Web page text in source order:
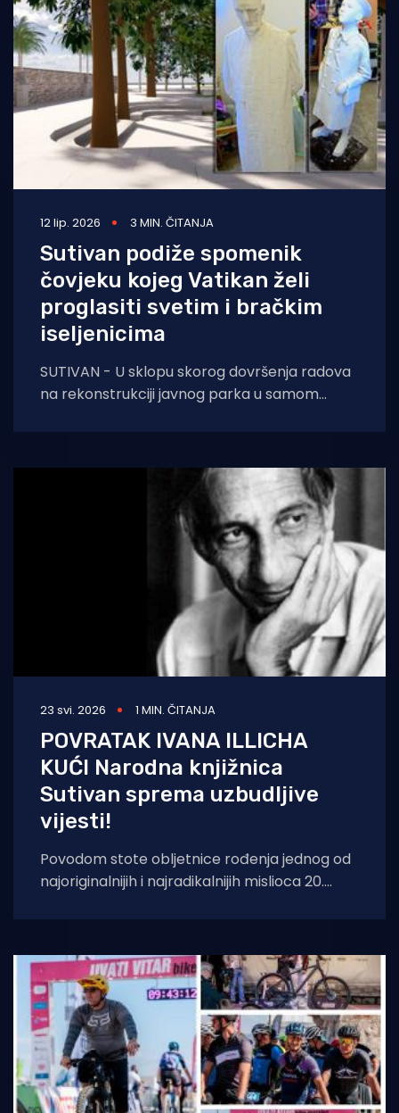
12 lip. 2026 3 MIN. ČITANJA
Sutivan podiže spomenik
čovjeku kojeg Vatikan želi
proglasiti svetim i bračkim
iseljenicima
SUTIVAN - U sklopu skorog dovršenja radova
na rekonstrukciji javnog parka u samom
infrastrukture i
23 svi. 2026 1 MIN. ČITANJA
POVRATAK IVANA ILLICHA
KUĆI Narodna knjižnica
Sutivan sprema uzbudljive
vijesti!
Povodom stote obljetnice rođenja jednog od
najoriginalnijih i najradikalnijih mislioca 20.
knjižnica Sutivan s